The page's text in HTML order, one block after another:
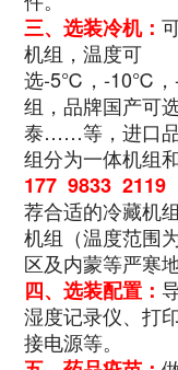
三、选装冷机：
机组，温度可
选-5℃，-10℃
组，品牌国产可
泰……等，进口
组分为一体机组
177 9833 2119
荐合适的冷藏机
机组（温度范
区及内蒙等严寒
四、选装配置：
湿度记录仪、打
接电源等。